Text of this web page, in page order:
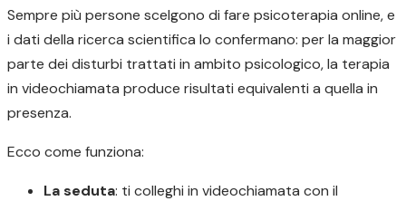
Sempre più persone scelgono di fare psicoterapia online, e
i dati della ricerca scientifica lo confermano: per la maggior
parte dei disturbi trattati in ambito psicologico, la terapia
in videochiamata produce risultati equivalenti a quella in
presenza.
Ecco come funziona:
La seduta: ti colleghi in videochiamata con il